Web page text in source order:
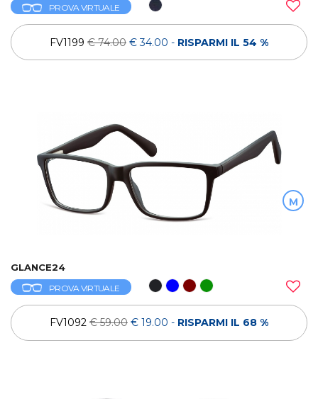
PROVA VIRTUALE
FV1199 € 74.00 € 34.00 - RISPARMI IL 54 %
M
GLANCE24
PROVA VIRTUALE
FV1092 € 59.00 € 19.00 - RISPARMI IL 68 %